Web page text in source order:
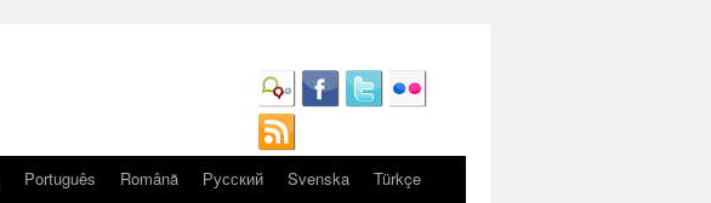
Português Română Русский Svenska
Türkçe